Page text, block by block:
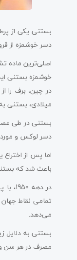
بستنی یکی از
دسر خوشمزه از
اصلی‌ترین ماده
خوشمزه بستنی ایجاد می‌شود.
در چین، برف را
میلادی، بستنی
دسر لوکس و مورد
باعث شد که
در
تمامی نقاط
می‌دهد.
بستنی به دلایل
مصرف در هر سن و